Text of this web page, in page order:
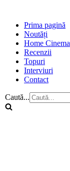
Prima pagină
Noutăți
Home Cinema
Recenzii
Topuri
Interviuri
Contact
Caută...